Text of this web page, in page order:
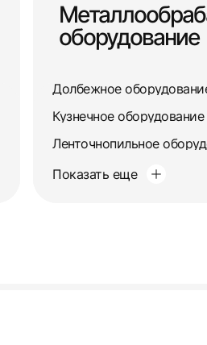
оборудование
Долбежное
Кузнечное оборудование
Ленточнопильное
Показать еще